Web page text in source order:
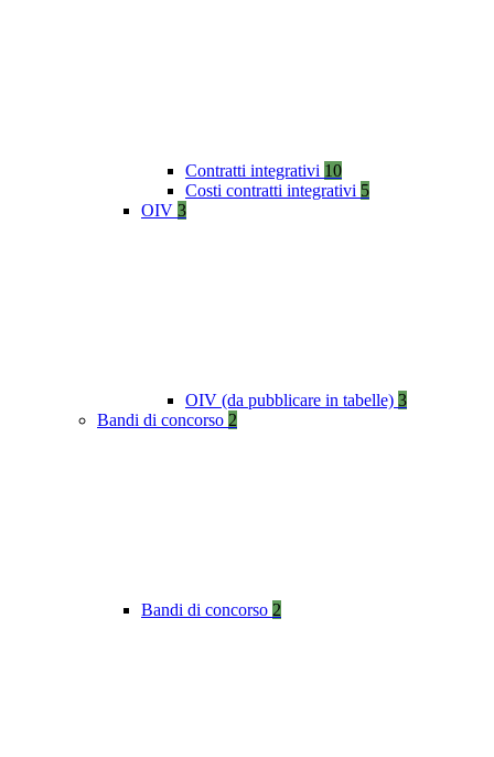
Contratti integrativi 10
Costi contratti integrativi 5
OIV 3
OIV (da pubblicare in tabelle) 3
Bandi di concorso 2
Bandi di concorso 2